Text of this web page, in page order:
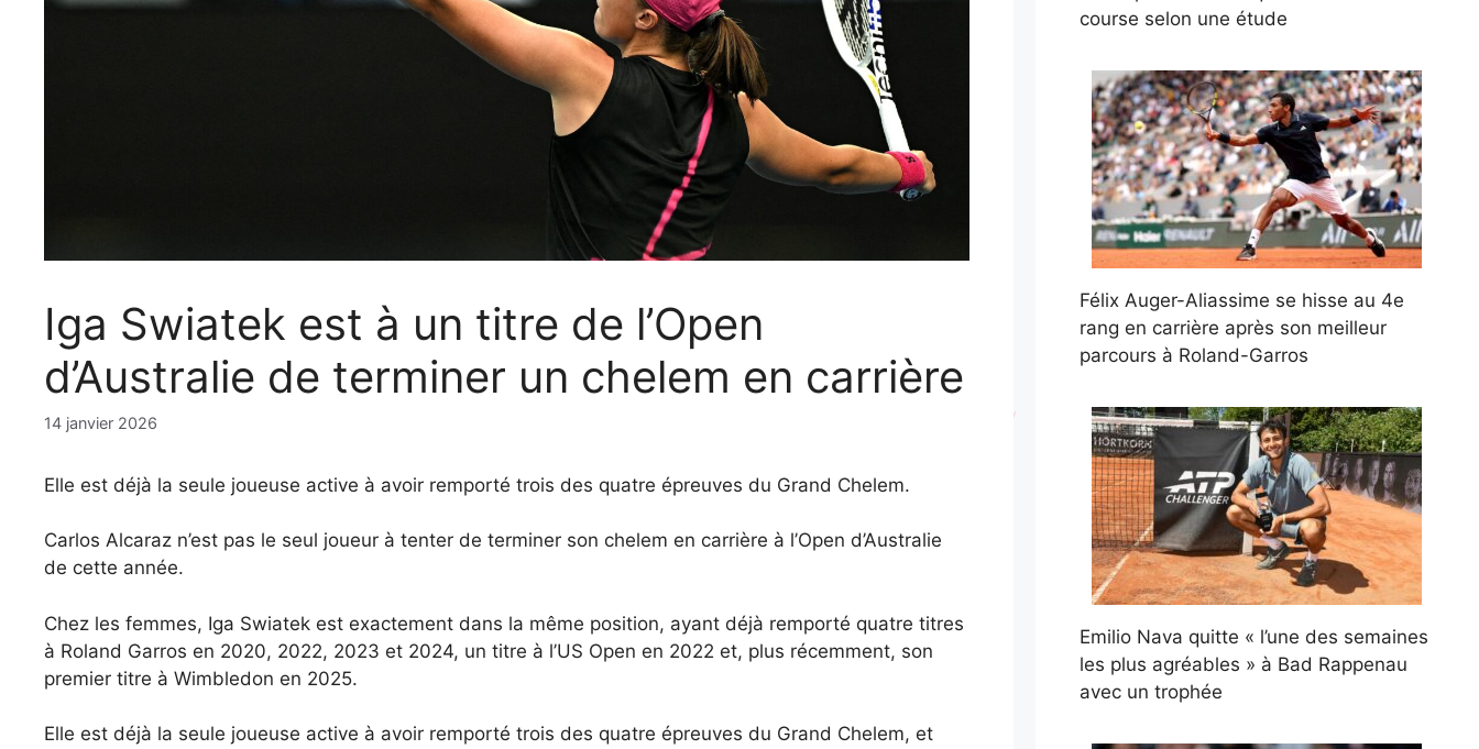
Iga Swiatek est à un titre de l’Open
d’Australie de terminer un chelem en carrière
14 janvier 2026
Elle est déjà la seule joueuse active à avoir remporté trois des quatre épreuves du Grand Chelem.
Carlos Alcaraz n’est pas le seul joueur à tenter de terminer son chelem en carrière à l’Open d’Australie
de cette année.
Chez les femmes, Iga Swiatek est exactement dans la même position, ayant déjà remporté quatre titres
à Roland Garros en 2020, 2022, 2023 et 2024, un titre à l’US Open en 2022 et, plus récemment, son
premier titre à Wimbledon en 2025.
Elle est déjà la seule joueuse active à avoir remporté trois des quatre épreuves du Grand Chelem, et
course selon une étude
Félix Auger-Aliassime se hisse au 4e
rang en carrière après son meilleur
parcours à Roland-Garros
Emilio Nava quitte « l’une des semaines
les plus agréables » à Bad Rappenau
avec un trophée